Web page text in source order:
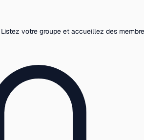
votre groupe et accueillez des